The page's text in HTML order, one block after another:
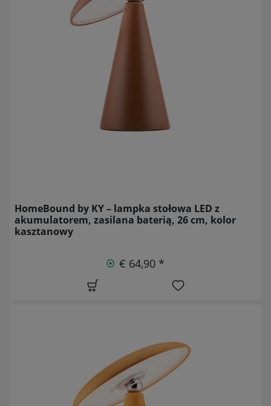
HomeBound by KY – lampka stołowa LED z
akumulatorem, zasilana baterią, 26 cm, kolor
kasztanowy
€ 64,90 *